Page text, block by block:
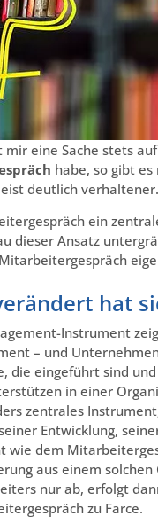
eine Sache stets
habe, so gibt
deutlich verhaltener.
ein
dieser Ansatz
hat
Instrument
– und
die eingeführt sind
in einer
zentrales
Entwicklung,
wie dem
aus einem
nur ab, erfolgt
zu Farce.